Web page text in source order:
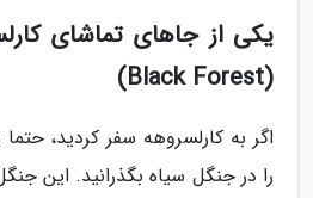
یکی از جاهای تماشای
(Black Forest)
اگر به کارلسروهه سفر کردید،
را در جنگل سیاه بگذرانید. این